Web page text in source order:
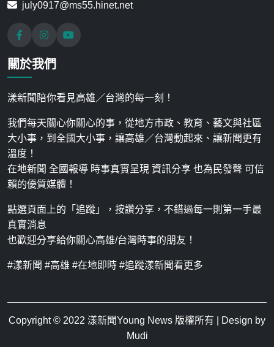
july0917@ms55.hinet.net
關於我們
漾新聞陪你看見高雄／台灣的每一刻！
我們每天關心你關心的事，從地方市政、教育、藝文與社區
大小事，到全國大小事，讓高雄／台灣動起來、讓新聞更有
溫度！
在地新聞 全國報導 時事真實呈現 資訊分享 也為民發聲 可信
賴的優質媒體！
點選頁面上的「追蹤」，按讚分享，不錯過每一則第一手最
真實消息
也歡迎分享給你關心高雄/台灣時事的朋友！
#漾新聞 #高雄 #在地即時 #追蹤漾新聞看更多
Copyright © 2022 漾新聞Young News 版權所有 | Design by
Mudi